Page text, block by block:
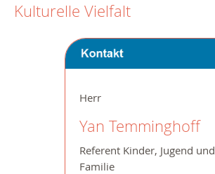
Kulturelle Vielfalt
Herr
Yan Temminghoff
Referent Kinder, Jugend und
Familie